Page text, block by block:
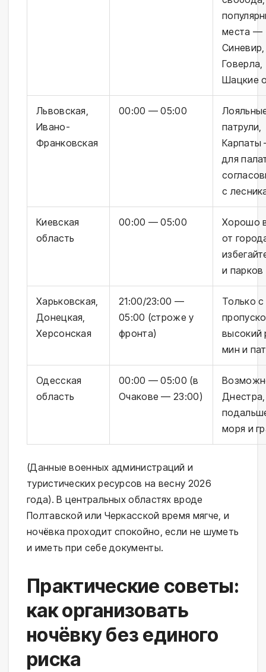
места —
Синевир,
Говерла,
Шацкие
Львовская,
Ивано-
Франковская
00:00 — 05:00
патрули,
для
с
Киевская
область
00:00 — 05:00
Хорошо
от
и парков
Харьковская,
Донецкая,
Херсонская
21:00/23:00 —
05:00 (строже у
фронта)
Только с
высокий
мин и
Одесская
область
00:00 — 05:00 (в
Очакове — 23:00)
моря и
(Данные военных администраций и
туристических ресурсов на весну 2026
года). В центральных областях вроде
Полтавской или Черкасской время мягче, и
ночёвка проходит спокойно, если не шуметь
и иметь при себе документы.
Практические советы:
как организовать
ночёвку без единого
риска